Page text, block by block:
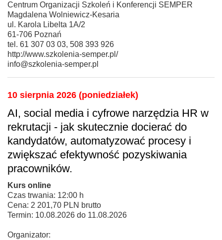
Centrum Organizacji Szkoleń i Konferencji SEMPER
Magdalena Wolniewicz-Kesaria
ul. Karola Libelta 1A/2
61-706 Poznań
tel. 61 307 03 03, 508 393 926
http://www.szkolenia-semper.pl/
info@szkolenia-semper.pl
10 sierpnia 2026 (poniedziałek)
AI, social media i cyfrowe narzędzia HR w
rekrutacji - jak skutecznie docierać do
kandydatów, automatyzować procesy i
zwiększać efektywność pozyskiwania
pracowników.
Kurs online
Czas trwania: 12:00 h
Cena: 2 201,70 PLN brutto
Termin: 10.08.2026 do 11.08.2026
Organizator: